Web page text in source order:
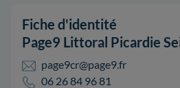
Fiche d'identité
Page9 Littoral Picardie
page9cr@page9.fr
06 26 84 96 81